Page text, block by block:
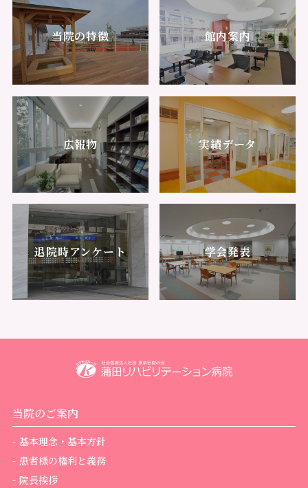
当院の特徴 館内案内
広報物 実績データ
退院時アンケート 学会発表
当院のご案内
基本理念・基本方針
患者様の権利と義務
院長挨拶